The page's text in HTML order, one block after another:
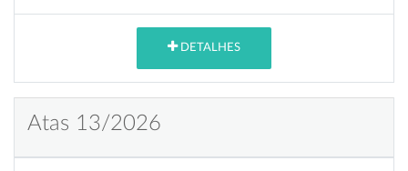
DETALHES
Atas 13/2026